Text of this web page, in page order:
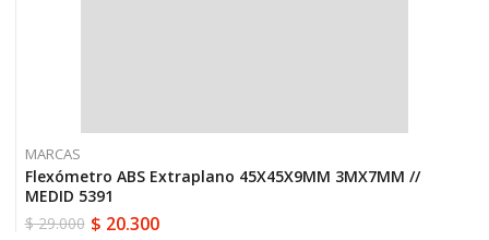
MARCAS
Flexómetro ABS Extraplano 45X45X9MM 3MX7MM //
MEDID 5391
$29.000
El $ 20.300
El